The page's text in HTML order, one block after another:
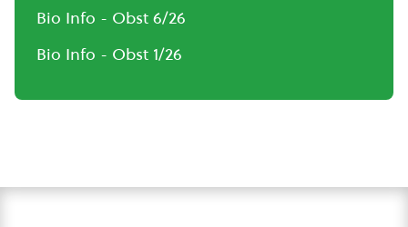
Bio Info - Obst 6/26
Bio Info - Obst 1/26